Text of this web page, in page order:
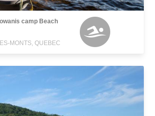
camp Beach
MONTS, QUEBEC